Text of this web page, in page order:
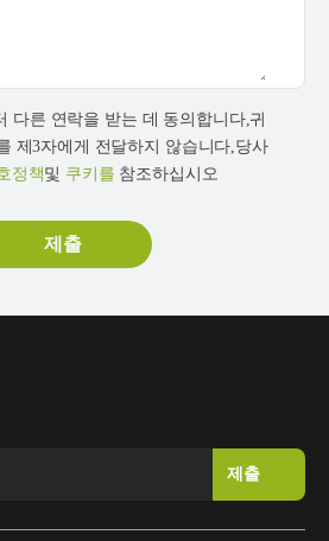
다른 연락을 받는 데 동의합니다,귀
제3자에게 전달하지 않습니다,당사
정책및 쿠키를 참조하십시오